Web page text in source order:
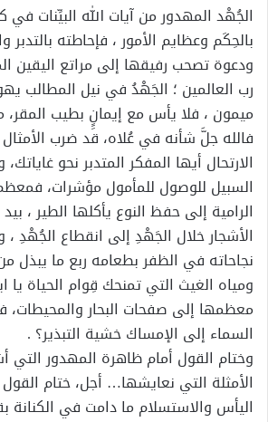
الجُهْد المهدور من آيات الله البيِّنات في
بالحِكَم وعظايم الأمور ، فإحاطته بالتدبر
ودعوة تصحب رفيقها إلى مراتع
رب العالمين ؛ الجَهْدُ في نيل المطالب
ميمون ، فلا يأس مع إيمانٍِ بطيب
فالله جلَّ شأنه في عُلاه، قد ضرب الأمثال
الارتحال أيها المفكر المتدبر نحو
السبيل للوصول للمأمول مؤشرات،
الرامية إلى حفظ النوع يأكلها الطير ،
الأشجار خلال الجَهْدِ إلى انقطاع الجُهْدِ ،
نجاحاته في الظفر بطعامه ربع ما يبذل
ومياه الغيث التي تمنحك قِوام الحياة يا
معظمها إلى صفحات البحار والمحيطات،
السماء إلى الإمساك خشية التبذير؟ .
وختام القول أمام ظاهرة المهدور التي
الأمثلة التي نعايشها… أجل، ختام
اليأس والاستسلام ما دامت في